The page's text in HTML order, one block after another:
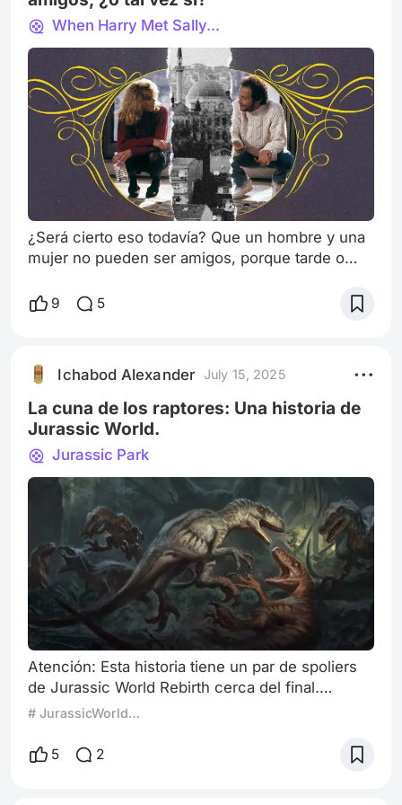
When Harry Met Sally...
¿Será cierto eso todavía? Que un hombre y una
mujer no pueden ser amigos, porque tarde o
interponen en medio de la relación. Al menos
en el que conoce a nuestra segunda
protagonista, Sally Albright. Sin importar la
década, siglo o lugar, uno de los aspectos de l
9 5
Ichabod Alexander July 15, 2025
La cuna de los raptores: Una historia de
Jurassic World.
Jurassic Park
Atención: Esta historia tiene un par de spoliers
de Jurassic World Rebirth cerca del final.
Recomiendo ver la película o ayudarse con
personal de Maxwell Tembo, guardia de BioSyn
# JurassicWorldRebirth
5 2